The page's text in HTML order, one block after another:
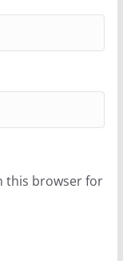
this browser for